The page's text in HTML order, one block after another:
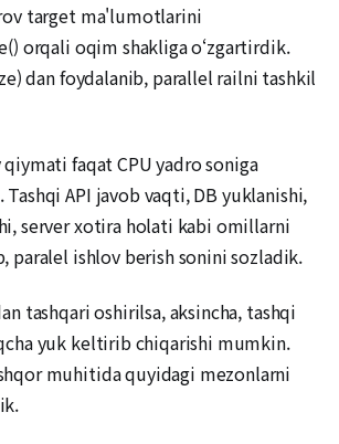
target ma'lumotlarini
orqali oqim shakliga o‘zgartirdik.
dan foydalanib, parallel railni tashkil
faqat CPU yadro soniga
Tashqi API javob vaqti, DB yuklanishi,
server xotira holati kabi omillarni
paralel ishlov berish sonini sozladik.
tashqari oshirilsa, aksincha, tashqi
yuk keltirib chiqarishi mumkin.
muhitida quyidagi mezonlarni